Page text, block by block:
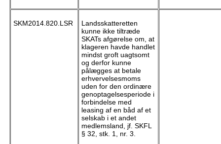
SKM2014.820.LSR
Landsskatteretten
kunne ikke tiltræde
SKATs afgørelse om, at
klageren havde handlet
mindst groft uagtsomt
og derfor kunne
pålægges at betale
erhvervelsesmoms
uden for den ordinære
genoptagelsesperiode i
forbindelse med
leasing af en båd af et
selskab i et andet
medlemsland, jf. SKFL
§ 32, stk. 1, nr. 3.